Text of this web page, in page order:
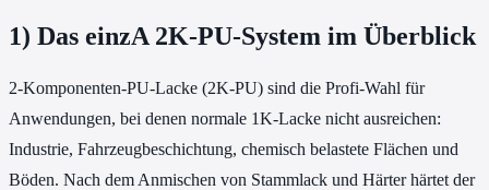
1) Das einzA 2K-PU-System im Überblick
2-Komponenten-PU-Lacke (2K-PU) sind die Profi-Wahl für
Anwendungen, bei denen normale 1K-Lacke nicht ausreichen:
Industrie, Fahrzeugbeschichtung, chemisch belastete Flächen und
Böden. Nach dem Anmischen von Stammlack und Härter härtet der